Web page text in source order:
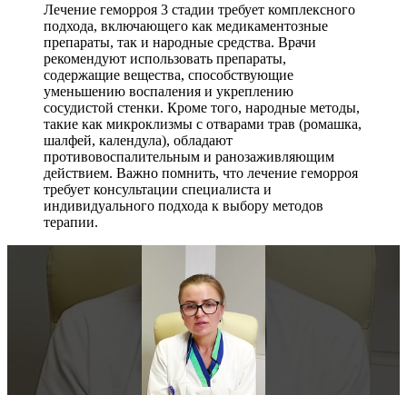
Лечение геморроя 3 стадии требует комплексного
подхода, включающего как медикаментозные
препараты, так и народные средства. Врачи
рекомендуют использовать препараты,
содержащие вещества, способствующие
уменьшению воспаления и укреплению
сосудистой стенки. Кроме того, народные методы,
такие как микроклизмы с отварами трав (ромашка,
шалфей, календула), обладают
противовоспалительным и ранозаживляющим
действием. Важно помнить, что лечение геморроя
требует консультации специалиста и
индивидуального подхода к выбору методов
терапии.